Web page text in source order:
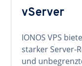
vServer
IONOS VPS
starker Server-
und